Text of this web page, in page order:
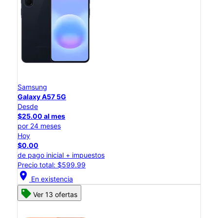
Samsung
Galaxy A57 5G
Desde
$25.00 al mes
por 24 meses
Hoy
$0.00
de pago inicial + impuestos
Precio total: $599.99
location_on En existencia
Ver 13 ofertas